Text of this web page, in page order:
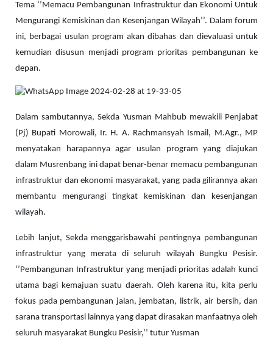
Tema ‘’Memacu Pembangunan Infrastruktur dan Ekonomi Untuk
Mengurangi Kemiskinan dan Kesenjangan Wilayah’’. Dalam forum
ini, berbagai usulan program akan dibahas dan dievaluasi untuk
kemudian disusun menjadi program prioritas pembangunan ke
depan.
Dalam sambutannya, Sekda Yusman Mahbub mewakili Penjabat
(Pj) Bupati Morowali, Ir. H. A. Rachmansyah Ismail, M.Agr., MP
menyatakan harapannya agar usulan program yang diajukan
dalam Musrenbang ini dapat benar-benar memacu pembangunan
infrastruktur dan ekonomi masyarakat, yang pada gilirannya akan
membantu mengurangi tingkat kemiskinan dan kesenjangan
wilayah.
Lebih lanjut, Sekda menggarisbawahi pentingnya pembangunan
infrastruktur yang merata di seluruh wilayah Bungku Pesisir.
‘’Pembangunan Infrastruktur yang menjadi prioritas adalah kunci
utama bagi kemajuan suatu daerah. Oleh karena itu, kita perlu
fokus pada pembangunan jalan, jembatan, listrik, air bersih, dan
sarana transportasi lainnya yang dapat dirasakan manfaatnya oleh
seluruh masyarakat Bungku Pesisir,’’ tutur Yusman